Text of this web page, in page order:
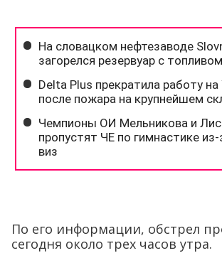
По его информации, обстрел
сегодня около трех часов утра.